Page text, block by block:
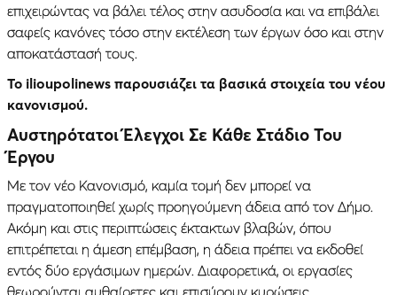
επιχειρώντας να βάλει τέλος στην ασυδοσία και να επιβάλει
σαφείς κανόνες τόσο στην εκτέλεση των έργων όσο και στην
αποκατάστασή τους.
Το ilioupolinews παρουσιάζει τα βασικά στοιχεία του νέου
κανονισμού.
Αυστηρότατοι Έλεγχοι Σε Κάθε Στάδιο Του
Έργου
Με τον νέο Κανονισμό, καμία τομή δεν μπορεί να
πραγματοποιηθεί χωρίς προηγούμενη άδεια από τον Δήμο.
Ακόμη και στις περιπτώσεις έκτακτων βλαβών, όπου
επιτρέπεται η άμεση επέμβαση, η άδεια πρέπει να εκδοθεί
εντός δύο εργάσιμων ημερών. Διαφορετικά, οι εργασίες
θεωρούνται αυθαίρετες και επισύρουν κυρώσεις.